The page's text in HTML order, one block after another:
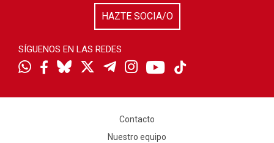
HAZTE SOCIA/O
SÍGUENOS EN LAS REDES
Contacto
Nuestro equipo